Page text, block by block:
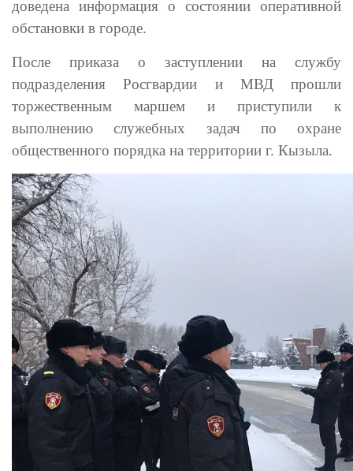
доведена информация о состоянии оперативной
обстановки в городе.
После приказа о заступлении на службу
подразделения Росгвардии и МВД прошли
торжественным маршем и приступили к
выполнению служебных задач по охране
общественного порядка на территории г. Кызыла.